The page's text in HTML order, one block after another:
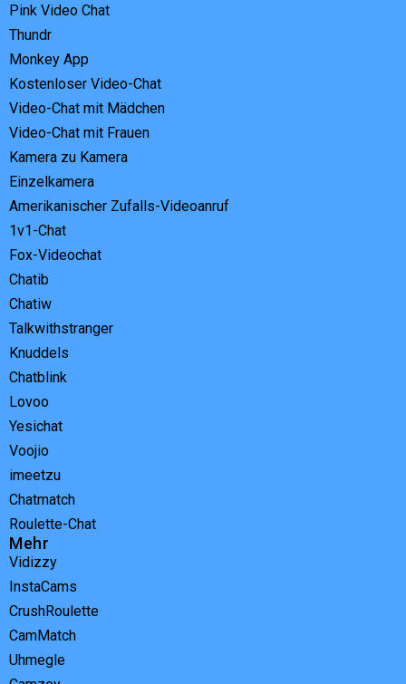
Pink Video Chat
Thundr
Monkey App
Kostenloser Video-Chat
Video-Chat mit Mädchen
Video-Chat mit Frauen
Kamera zu Kamera
Einzelkamera
Amerikanischer Zufalls-Videoanruf
1v1-Chat
Fox-Videochat
Chatib
Chatiw
Talkwithstranger
Knuddels
Chatblink
Lovoo
Yesichat
Voojio
imeetzu
Chatmatch
Roulette-Chat
Mehr
Vidizzy
InstaCams
CrushRoulette
CamMatch
Uhmegle